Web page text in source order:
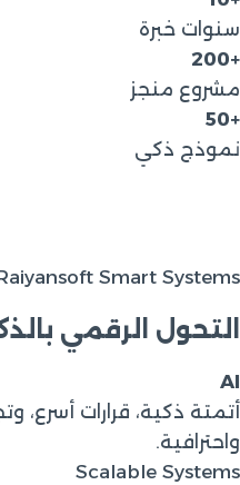
سنوات خبرة
+200
مشروع منجز
+50
نموذج ذكي
Smart Systems
التحول الرقمي
AI
أتمتة ذكية، قرارات أسرع،
واحترافية.
Scalable Systems